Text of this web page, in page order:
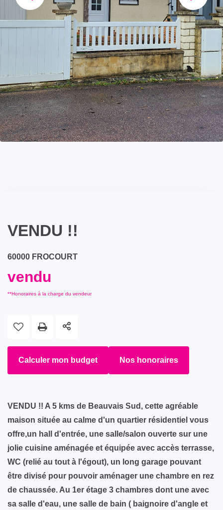
VENDU !!
60000 FROCOURT
vendu
**Honoraires à la charge du vendeur
Calculer mon budget Nos honoraires
VENDU !! A 5 kms de Beauvais Sud, cette agréable
maison située au calme d'un quartier résidentiel vous
offre,un hall d'entrée, une salle/salon ouverte sur une
jolie cuisine aménagée et équipée avec accès terrasse,
WC (relié au tout à l'égout), un long garage pouvant
être divisé pour pouvoir aménager une chambre en rez
de chaussée. Au 1er étage 3 chambres dont une avec
sa salle d'eau, une salle de bain ( baignoire d'angle et